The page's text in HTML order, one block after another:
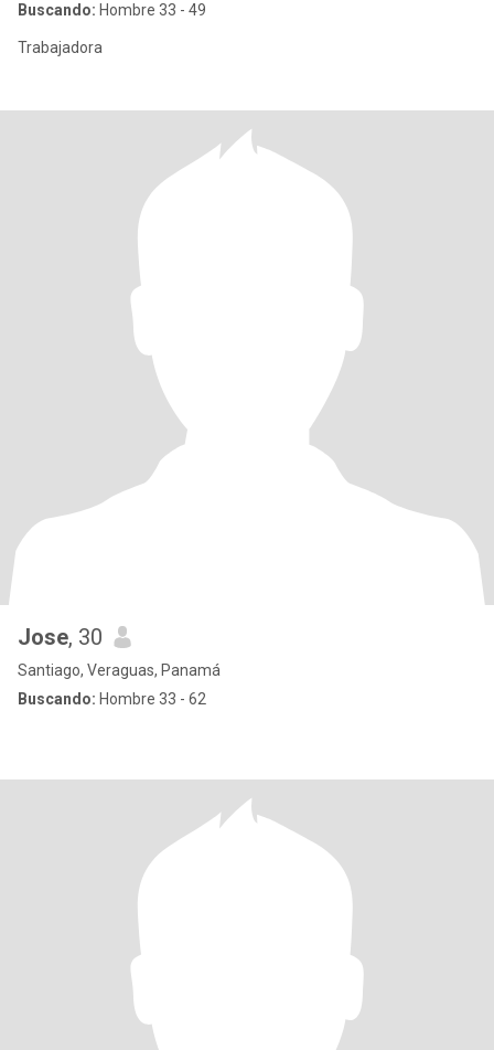
Buscando: Hombre 33 - 49
Trabajadora
Jose, 30
Santiago, Veraguas, Panamá
Buscando: Hombre 33 - 62